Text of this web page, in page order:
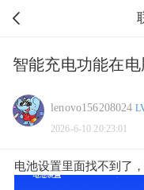
智能充电功能在
lenovo156208024
2026-6-10 20:23:01
电池设置里面找不到了